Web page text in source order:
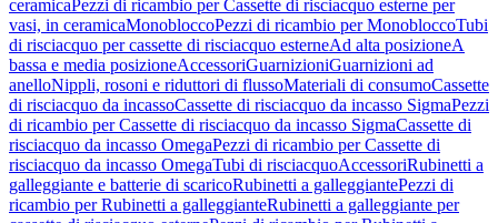
ceramicaPezzi di ricambio per Cassette di risciacquo esterne per
vasi, in ceramicaMonobloccoPezzi di ricambio per MonobloccoTubi
di risciacquo per cassette di risciacquo esterneAd alta posizioneA
bassa e media posizioneAccessoriGuarnizioniGuarnizioni ad
anelloNippli, rosoni e riduttori di flussoMateriali di consumoCassette
di risciacquo da incassoCassette di risciacquo da incasso SigmaPezzi
di ricambio per Cassette di risciacquo da incasso SigmaCassette di
risciacquo da incasso OmegaPezzi di ricambio per Cassette di
risciacquo da incasso OmegaTubi di risciacquoAccessoriRubinetti a
galleggiante e batterie di scaricoRubinetti a galleggiantePezzi di
ricambio per Rubinetti a galleggianteRubinetti a galleggiante per